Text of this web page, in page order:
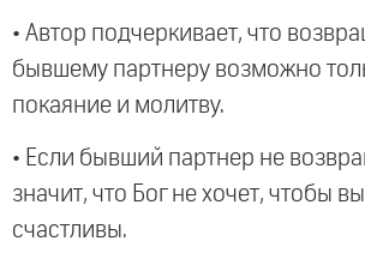
• Автор подчеркивает, что
бывшему партнеру возможно
покаяние и молитву.
• Если бывший партнер не
значит, что Бог не хочет, чтобы
счастливы.